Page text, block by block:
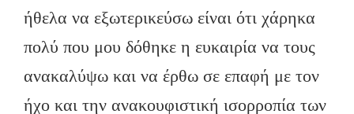
ήθελα να εξωτερικεύσω είναι ότι χάρηκα
πολύ που μου δόθηκε η ευκαιρία να τους
ανακαλύψω και να έρθω σε επαφή με τον
ήχο και την ανακουφιστική ισορροπία των